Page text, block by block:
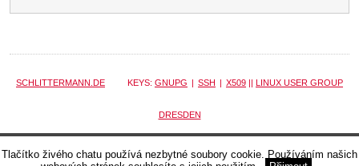
SCHLITTERMANN.DE KEYS: GNUPG | SSH | X509 || LINUX USER GROUP
DRESDEN
874a1e5· 2026-07-22 17:55:49 +0200 · Eva Schlittermann (ai)
Tlačítko živého chatu používá nezbytné soubory cookie. Používáním našich